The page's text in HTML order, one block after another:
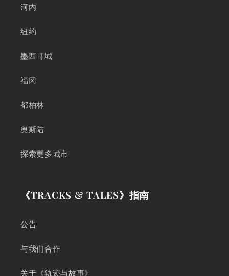
河内
纽约
墨西哥城
福冈
都柏林
奥斯陆
探索更多城市
《TRACKS & TALES》指南
公告
与我们合作
关于《轨迹与故事》